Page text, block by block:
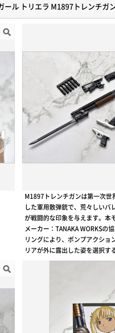
ール トリエラ M1897トレンチガ
M1897トレンチガンは第一次世
した軍用散弾銃で、荒々しいバ
が戦闘的な印象を与えます。本
メーカー：TANAKA WORKSの
リングにより、ポンプアクショ
リアが外に露出した姿を選択す